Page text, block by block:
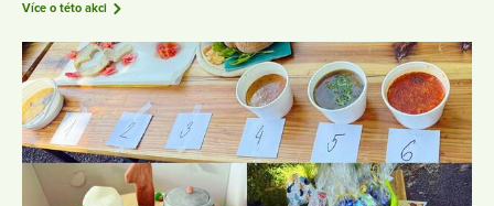
Více o této akci